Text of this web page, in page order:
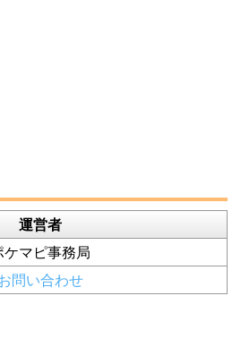
運営者
ケマピ事務局
問い合わせ